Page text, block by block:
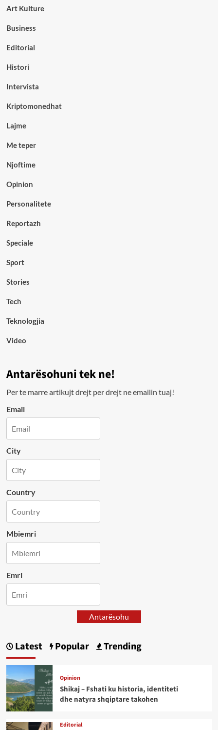
Art Kulture
Business
Editorial
Histori
Intervista
Kriptomonedhat
Lajme
Me teper
Njoftime
Opinion
Personalitete
Reportazh
Speciale
Sport
Stories
Tech
Teknologjia
Video
Antarësohuni tek ne!
Per te marre artikujt drejt per drejt ne emailin tuaj!
Email
City
Country
Mbiemri
Emri
Antarësohu
Latest Popular Trending
Opinion
Shikaj – Fshati ku historia, identiteti
dhe natyra shqiptare takohen
Editorial